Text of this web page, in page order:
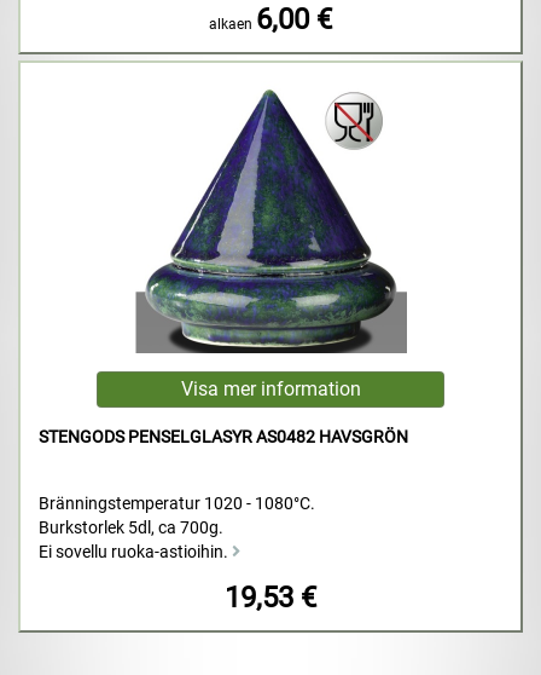
alkaen 6,00 €
STENGODS PENSELGLASYR AS0482 HAVSGRÖN
Bränningstemperatur 1020 - 1080°C.
Burkstorlek 5dl, ca 700g.
Ei sovellu ruoka-astioihin.
19,53 €